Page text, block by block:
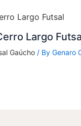
Largo
Gaúcho / By Genaro